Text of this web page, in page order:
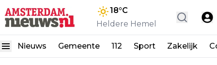
18°C
Heldere Hemel
Nieuws Gemeente 112 Sport Zakelijk